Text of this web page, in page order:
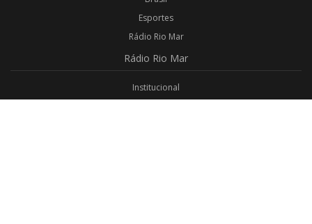
Esportes
Rádio Rio Mar
Rádio Rio Mar
Institucional